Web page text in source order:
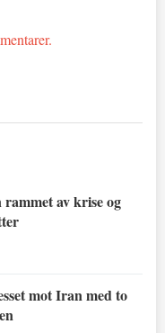
av krise og
mot Iran med to